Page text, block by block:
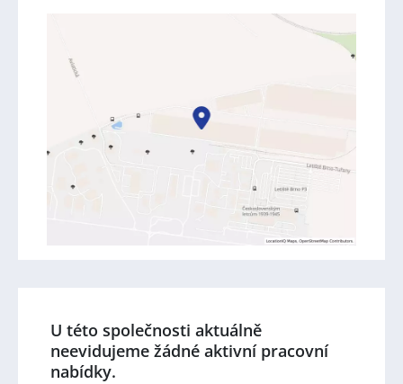
U této společnosti aktuálně
neevidujeme žádné aktivní pracovní
nabídky.